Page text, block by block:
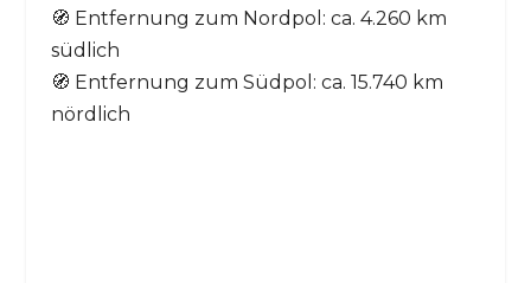
🧭 Entfernung zum Nordpol: ca. 4.260 km
südlich
🧭 Entfernung zum Südpol: ca. 15.740 km
nördlich